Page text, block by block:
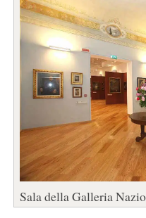
Sala della Galleria